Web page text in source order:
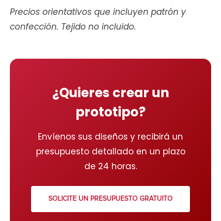
Precios orientativos que incluyen patrón y
confección. Tejido no incluido.
¿Quieres crear un
prototipo?
Envíenos sus diseños y recibirá un
presupuesto detallado en un plazo
de 24 horas.
SOLICITE UN PRESUPUESTO GRATUITO